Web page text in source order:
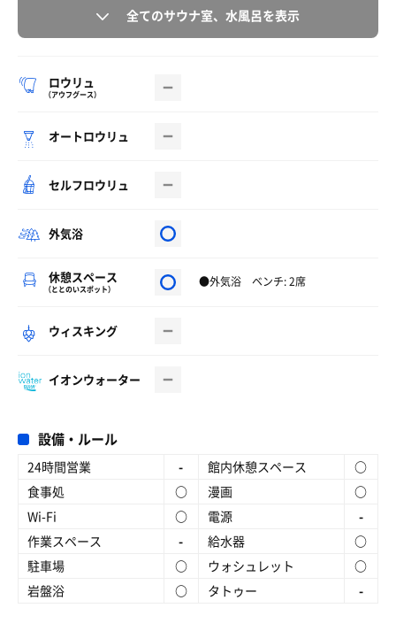
全てのサウナ室、水風呂を表示
ロウリュ
（アウフグース）
オートロウリュ
セルフロウリュ
外気浴
休憩スペース
（ととのいスポット） ●外気浴 ベンチ: 2席
ウィスキング
イオンウォーター
設備・ルール
24時間営業 - 館内休憩スペース
○
食事処
○ 漫画
○
Wi-Fi
○ 電源
-
作業スペース
- 給水器
○
駐車場
○ ウォシュレット
○
岩盤浴
○ タトゥー -